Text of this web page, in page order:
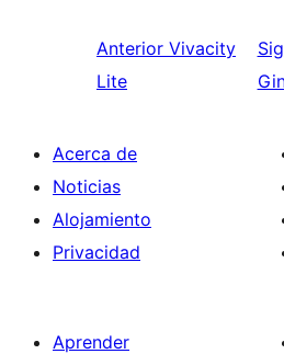
Anterior Vivacity
Lite
Acerca de
Noticias
Alojamiento
Privacidad
Aprender